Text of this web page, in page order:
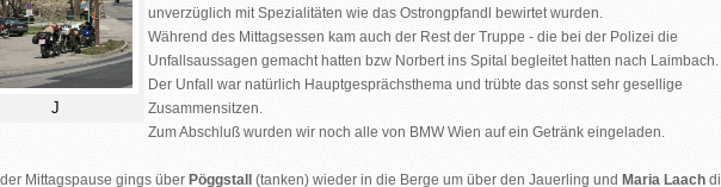
J
unverzüglich mit Spezialitäten wie das Ostrongpfandl bewirtet wurden.
Während des Mittagsessen kam auch der Rest der Truppe - die bei der Polizei die
Unfallsaussagen gemacht hatten bzw Norbert ins Spital begleitet hatten nach Laimbach.
Der Unfall war natürlich Hauptgesprächsthema und trübte das sonst sehr gesellige
Zusammensitzen.
Zum Abschluß wurden wir noch alle von BMW Wien auf ein Getränk eingeladen.
Mittagspause gings über Pöggstall (tanken) wieder in die Berge um über den Jauerling und Maria Laach